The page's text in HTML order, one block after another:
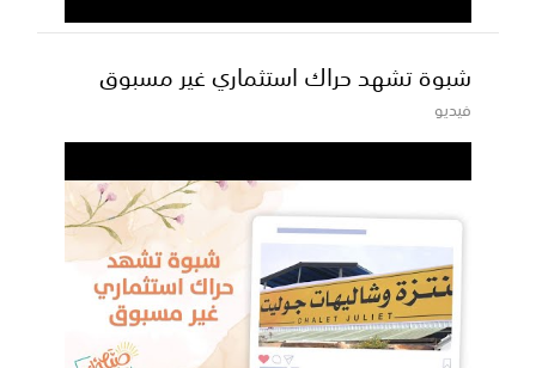
شبوة تشهد حراك استثماري غير مسبوق
فيديو